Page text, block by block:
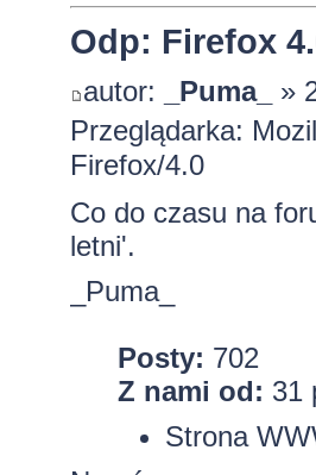
Odp: Firefox
autor: _Puma_
»
Przeglądarka:
Firefox/4.0
Co do czasu na
letni'.
_Puma_
Posty: 702
Z nami od: 31
Strona